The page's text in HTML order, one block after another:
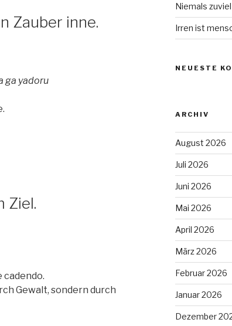
Zauber inne.
ga yadoru
Ziel.
cadendo.
Gewalt, sondern durch
Niemals
Irren ist
NEUESTE
ARCHIV
August 2026
Juli 2026
Juni 2026
Mai 2026
April 2026
März 2026
Februar 2026
Januar 2026
Dezember